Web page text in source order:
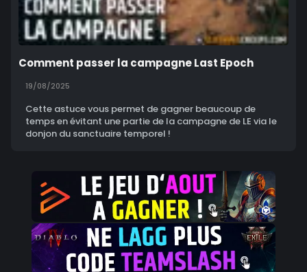
Comment passer la campagne Last Epoch
19/08/2025
Cette astuce vous permet de gagner beaucoup de
temps en évitant une partie de la campagne de LE via le
donjon du sanctuaire temporel !